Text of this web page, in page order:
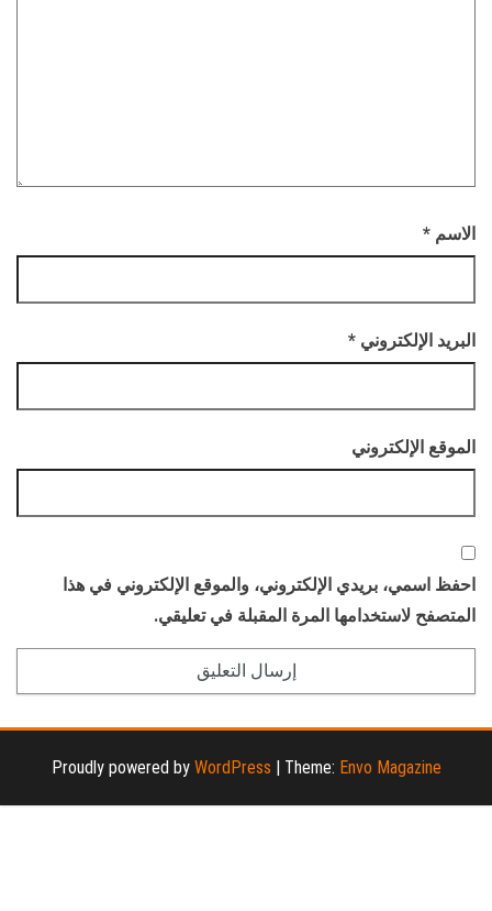
الاسم *
البريد الإلكتروني *
الموقع الإلكتروني
احفظ اسمي، بريدي الإلكتروني، والموقع الإلكتروني في هذا
المتصفح لاستخدامها المرة المقبلة في تعليقي.
Proudly powered by WordPress | Theme: Envo Magazine